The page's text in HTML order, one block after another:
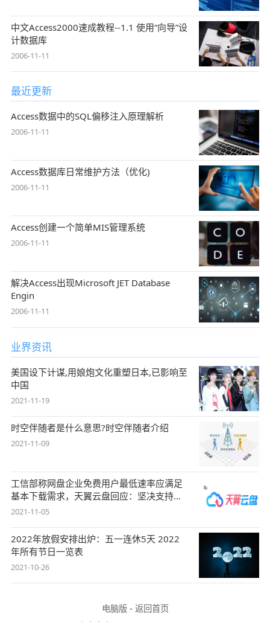
中文Access2000速成教程--1.1 使用“向导”设
计数据库
2006-11-11
最近更新
Access数据中的SQL偏移注入原理解析
2006-11-11
Access数据库日常维护方法（优化)
2006-11-11
Access创建一个简单MIS管理系统
2006-11-11
解决Access出现Microsoft JET Database
Engin
2006-11-11
业界资讯
美国设下计谋,用娘炮文化重塑日本,已影响至
中国
2021-11-19
时空伴随者是什么意思?时空伴随者介绍
2021-11-09
工信部称网盘企业免费用户最低速率应满足
基本下载需求，天翼云盘回应：坚决支持，
始终
2021-11-05
2022年放假安排出炉：五一连休5天 2022
年所有节日一览表
2021-10-26
电脑版- 返回首页